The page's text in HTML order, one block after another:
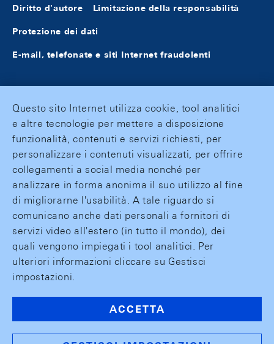
Diritto d'autore Limitazione della responsabilità
Protezione dei dati
E-mail, telefonate e siti Internet fraudolenti
Questo sito Internet utilizza cookie, tool analitici
e altre tecnologie per mettere a disposizione
funzionalità, contenuti e servizi richiesti, per
personalizzare i contenuti visualizzati, per offrire
collegamenti a social media nonché per
analizzare in forma anonima il suo utilizzo al fine
di migliorarne l'usabilità. A tale riguardo si
comunicano anche dati personali a fornitori di
servizi video all'estero (in tutto il mondo), dei
quali vengono impiegati i tool analitici. Per
ulteriori informazioni cliccare su Gestisci
impostazioni.
ACCETTA